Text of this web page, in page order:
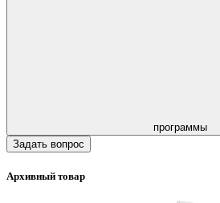
программы
Задать вопрос
Архивный товар